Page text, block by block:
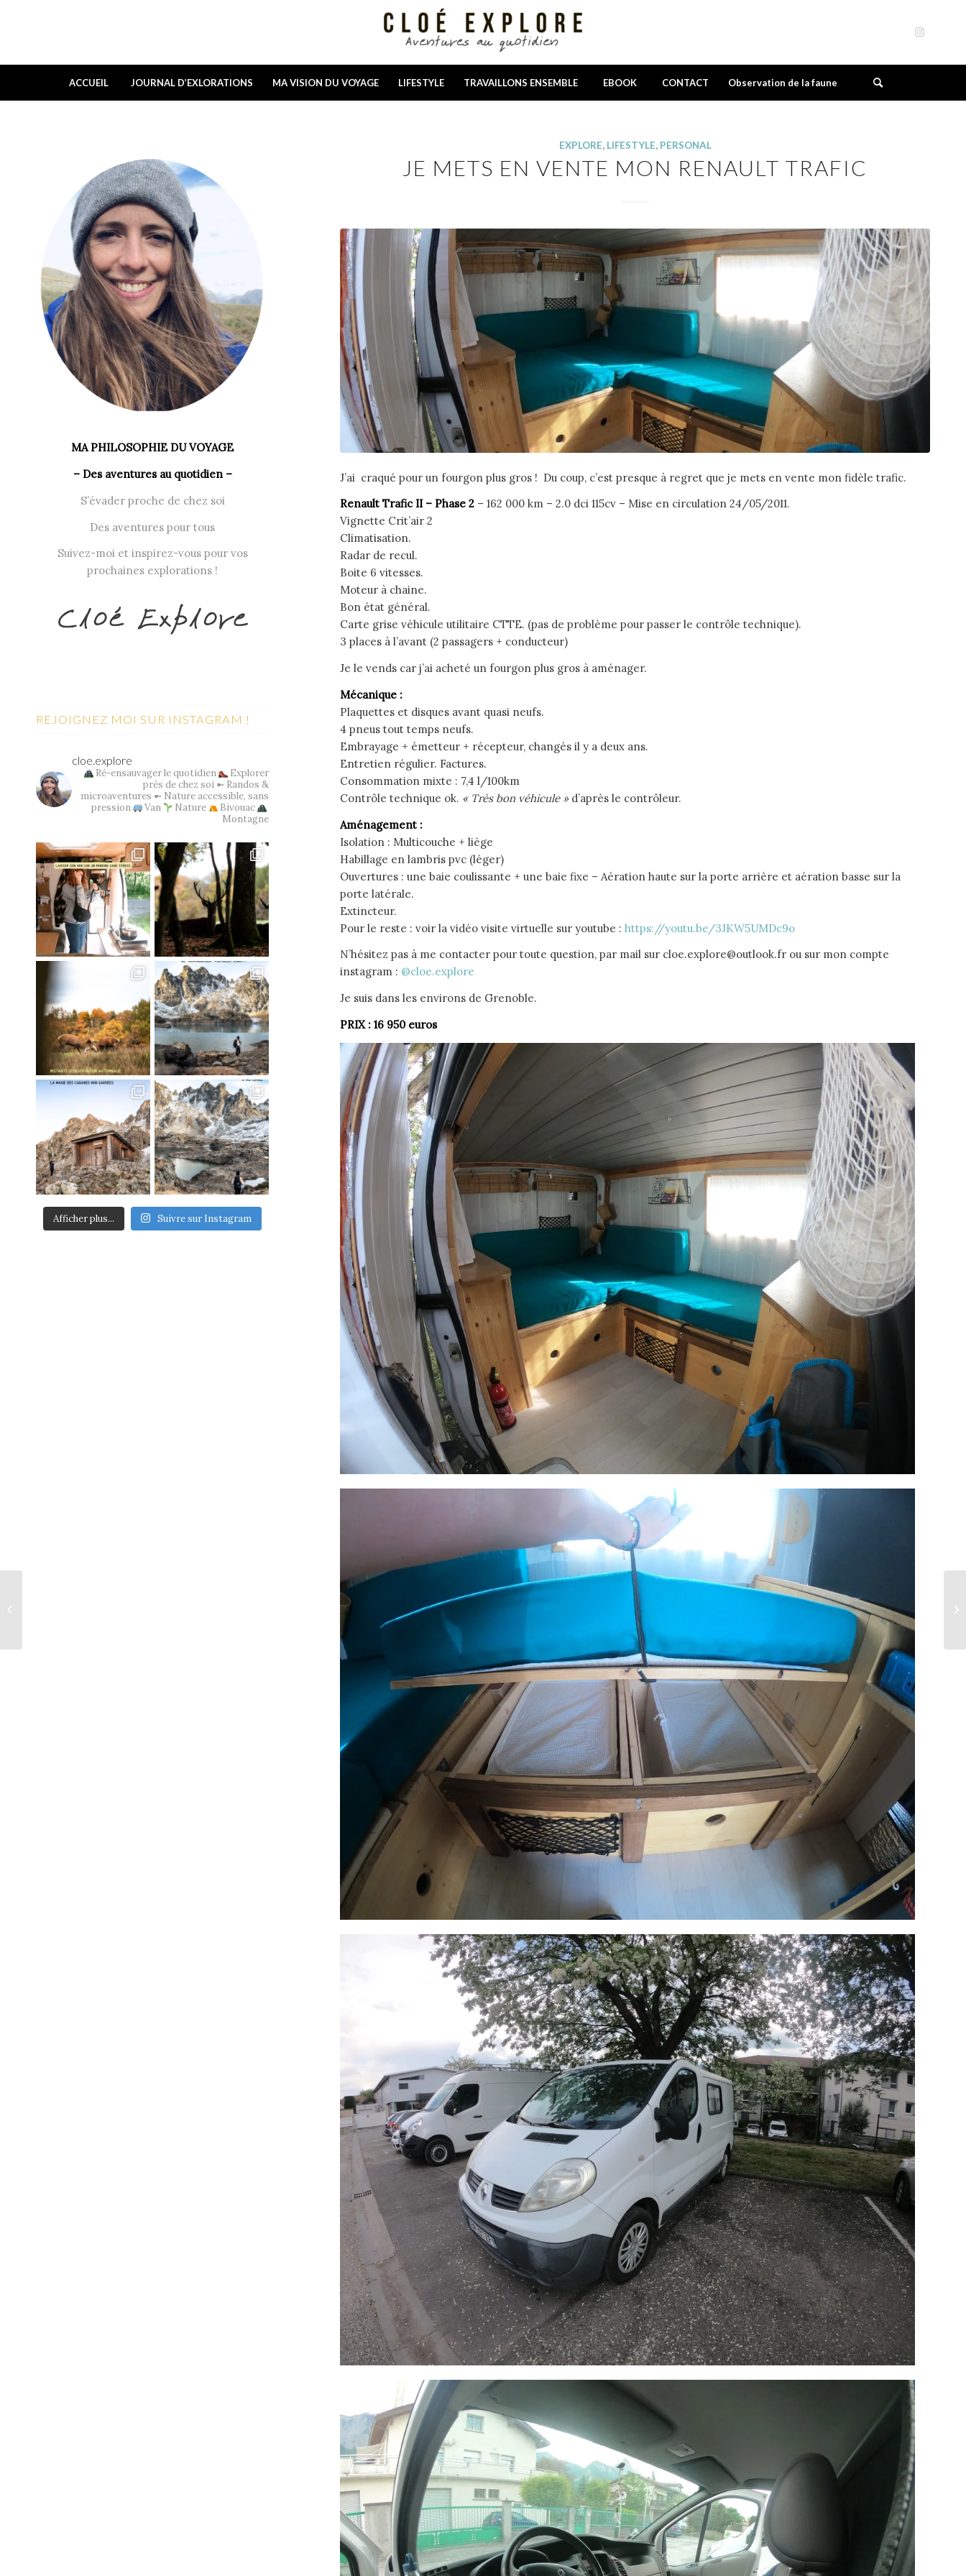
ACCUEIL JOURNAL D’EXLORATIONS MA VISION DU VOYAGE LIFESTYLE TRAVAILLONS ENSEMBLE EBOOK CONTACT Observation de la faune
EXPLORE, LIFESTYLE, PERSONAL
JE METS EN VENTE MON RENAULT TRAFIC
J’ai craqué pour un fourgon plus gros ! Du coup, c’est presque à regret que je mets en vente mon fidèle trafic.
Renault Trafic II – Phase 2 – 162 000 km – 2.0 dci 115cv – Mise en circulation 24/05/2011.
Vignette Crit’air 2
Climatisation.
Radar de recul.
Boite 6 vitesses.
Moteur à chaine.
Bon état général.
Carte grise véhicule utilitaire CTTE. (pas de problème pour passer le contrôle technique).
3 places à l’avant (2 passagers + conducteur)
Je le vends car j’ai acheté un fourgon plus gros à aménager.
Mécanique :
Plaquettes et disques avant quasi neufs.
4 pneus tout temps neufs.
Embrayage + émetteur + récepteur, changés il y a deux ans.
Entretien régulier. Factures.
Consommation mixte : 7,4 l/100km
Contrôle technique ok. « Très bon véhicule »d’après le contrôleur.
Aménagement :
Isolation : Multicouche + liège
Habillage en lambris pvc (léger)
Ouvertures : une baie coulissante + une baie fixe – Aération haute sur la porte arrière et aération basse sur la
porte latérale.
Extincteur.
Pour le reste : voir la vidéo visite virtuelle sur youtube :https://youtu.be/3JKW5UMDc9o
N’hésitez pas à me contacter pour toute question, par mail sur cloe.explore@outlook.fr ou sur mon compte
instagram : @cloe.explore
Je suis dans les environs de Grenoble.
PRIX : 16 950 euros
MA PHILOSOPHIE DU VOYAGE
– Des aventures au quotidien –
S’évader proche de chez soi
Des aventures pour tous
Suivez-moi et inspirez-vous pour vos
prochaines explorations !
REJOIGNEZ MOI SUR INSTAGRAM !
cloe.explore
Ré-ensauvager le quotidien
Explorer
près de chez soi ➼ Randos &
microaventures ➼ Nature accessible, sans
pression
Van Nature
Bivouac
Montagne
Afficher plus... Suivre sur Instagram